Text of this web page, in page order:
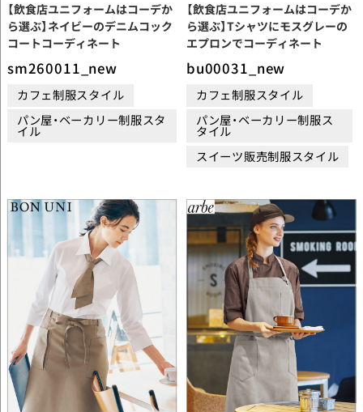
【飲食店ユニフォームはコーデか
ら選ぶ】ネイビーのデニムコック
コートコーディネート
sm260011_new
カフェ制服スタイル
パン屋・ベーカリー制服スタ
イル
【飲食店ユニフォームはコーデか
ら選ぶ】Tシャツにモスグレーの
エプロンでコーディネート
bu00031_new
カフェ制服スタイル
パン屋・ベーカリー制服ス
タイル
スイーツ販売制服スタイル